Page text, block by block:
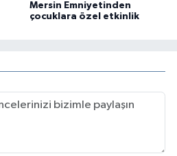
Mersin Emniyetinden
çocuklara özel etkinlik